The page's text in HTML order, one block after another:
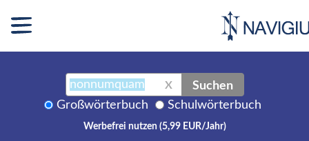
X Suchen
Großwörterbuch Schulwörterbuch
Werbefrei nutzen (5,99 EUR/Jahr)